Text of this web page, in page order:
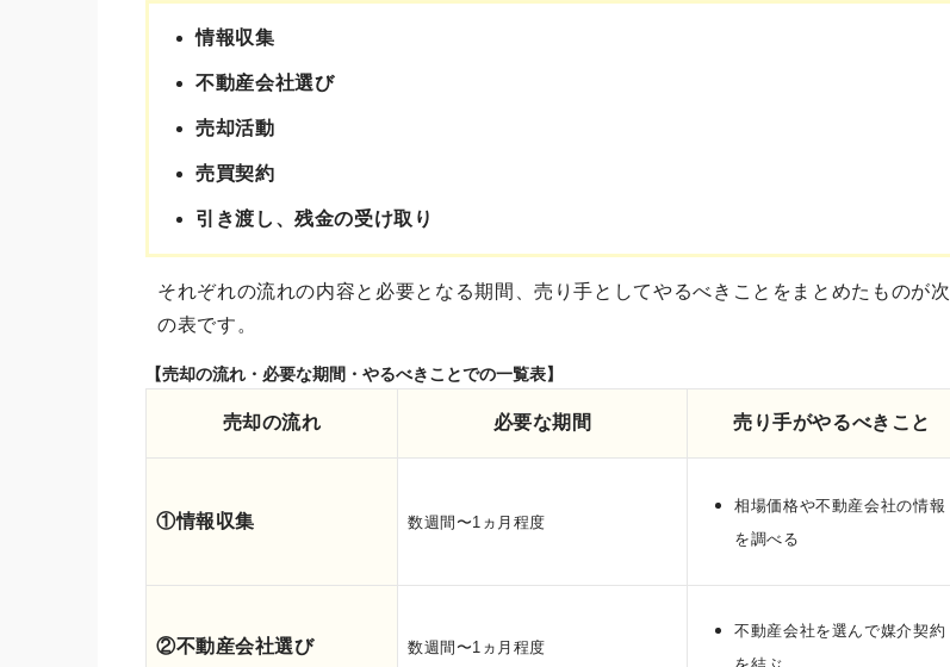
情報収集
不動産会社選び
売却活動
売買契約
引き渡し、残金の受け取り
それぞれの流れの内容と必要となる期間、売り手としてやるべきことをまとめたものが次
の表です。
【売却の流れ・必要な期間・やるべきことでの一覧表】
売却の流れ 必要な期間 売り手がやるべきこと
①情報収集 数週間〜1ヵ月程度
相場価格や不動産会社の情報
を調べる
②不動産会社選び 数週間〜1ヵ月程度
不動産会社を選んで媒介契約